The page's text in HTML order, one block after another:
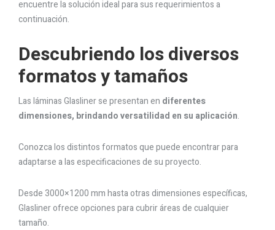
encuentre la solución ideal para sus requerimientos a
continuación.
Descubriendo los diversos
formatos y tamaños
Las láminas Glasliner se presentan en diferentes
dimensiones, brindando versatilidad en su aplicación.
Conozca los distintos formatos que puede encontrar para
adaptarse a las especificaciones de su proyecto.
Desde 3000×1200 mm hasta otras dimensiones específicas,
Glasliner ofrece opciones para cubrir áreas de cualquier
tamaño.